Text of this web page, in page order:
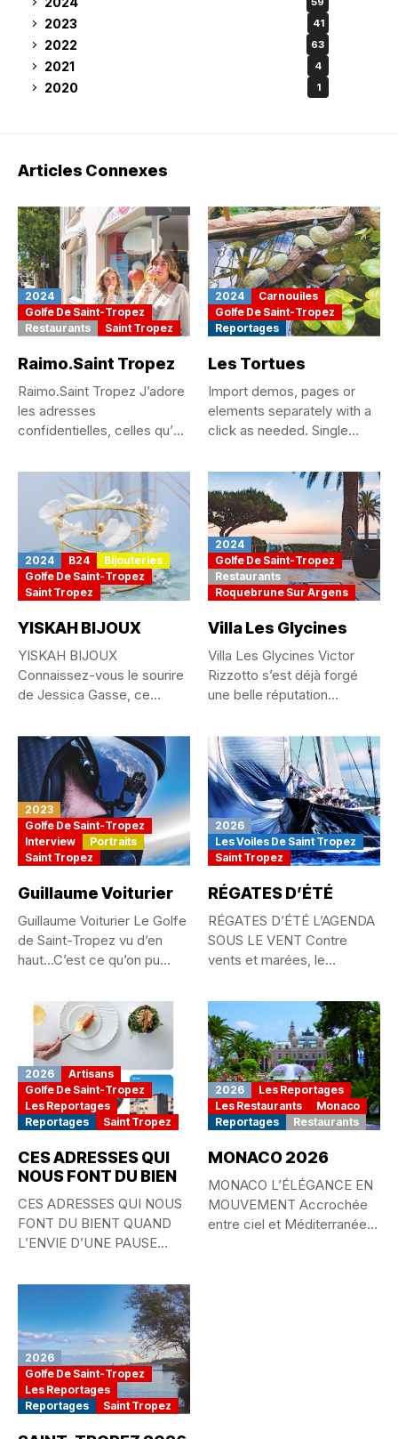
2023 41
2022 63
2021 4
2020 1
Articles Connexes
2024
Golfe De Saint-Tropez
Restaurants
Saint Tropez
Raimo.Saint Tropez
Raimo.Saint Tropez J’adore
les adresses
confidentielles, celles qu’on
2024
Carnouiles
Golfe De Saint-Tropez
Reportages
Les Tortues
Import demos, pages or
elements separately with a
click as needed. Single...
2024 B24
Bijouteries
Golfe De Saint-Tropez
Saint Tropez
YISKAH BIJOUX
YISKAH BIJOUX
Connaissez-vous le sourire
de Jessica Gasse, ce
2024
Golfe De Saint-Tropez
Restaurants
Roquebrune Sur Argens
Villa Les Glycines
Villa Les Glycines Victor
Rizzotto s’est déjà forgé
une belle réputation
2023
Golfe De Saint-Tropez
Interview
Portraits
Saint Tropez
Guillaume Voiturier
Guillaume Voiturier Le Golfe
de Saint-Tropez vu d’en
haut…C’est ce qu’on pu...
2026
Les Voiles De Saint Tropez
Saint Tropez
RÉGATES D’ÉTÉ
RÉGATES D’ÉTÉ L’AGENDA
SOUS LE VENT Contre
vents et marées, le
2026
Artisans
Golfe De Saint-Tropez
Les Reportages
Reportages
Saint Tropez
CES ADRESSES QUI
NOUS FONT DU BIEN
CES ADRESSES QUI NOUS
FONT DU BIENT QUAND
L’ENVIE D’UNE PAUSE
2026
Les Reportages
Les Restaurants
Monaco
Reportages
Restaurants
MONACO 2026
MONACO L’ÉLÉGANCE EN
MOUVEMENT Accrochée
entre ciel et Méditerranée,
2026
Golfe De Saint-Tropez
Les Reportages
Reportages
Saint Tropez